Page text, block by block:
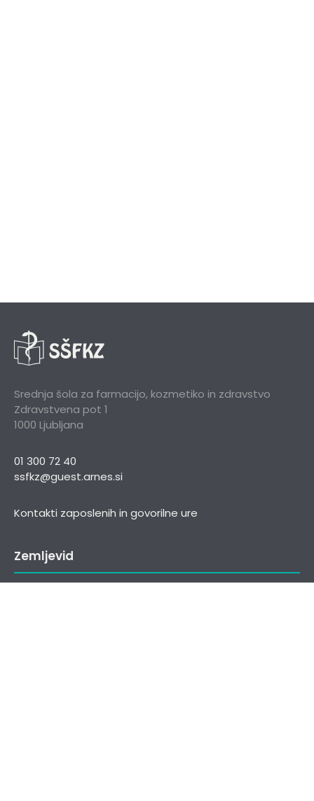
Srednja šola za farmacijo, kozmetiko in zdravstvo
Zdravstvena pot 1
1000 Ljubljana
01 300 72 40
ssfkz@guest.arnes.si
Kontakti zaposlenih in govorilne ure
Zemljevid